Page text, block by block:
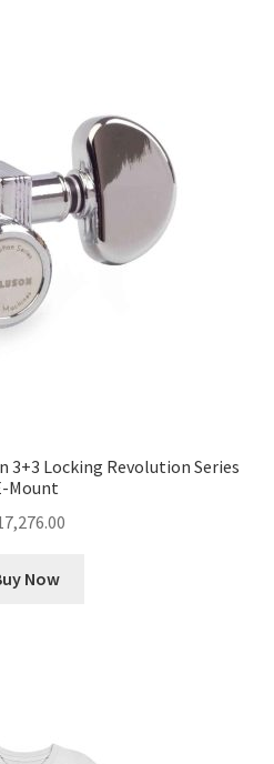
3+3 Locking Revolution Series
Mount
Now